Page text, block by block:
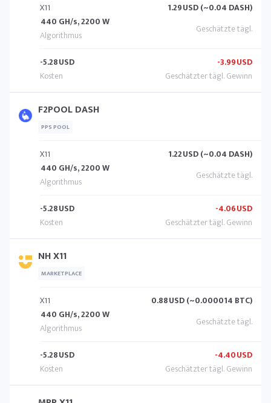
X11
440 GH/s, 2200 W
1.29USD (~0.04 DASH)
-5.28USD -3.99USD
F2POOL DASH
PPS POOL
X11
440 GH/s, 2200 W
1.22USD (~0.04 DASH)
-5.28USD -4.06USD
NH X11
MARKETPLACE
X11
440 GH/s, 2200 W
0.88USD (~0.000014 BTC)
-5.28USD -4.40USD